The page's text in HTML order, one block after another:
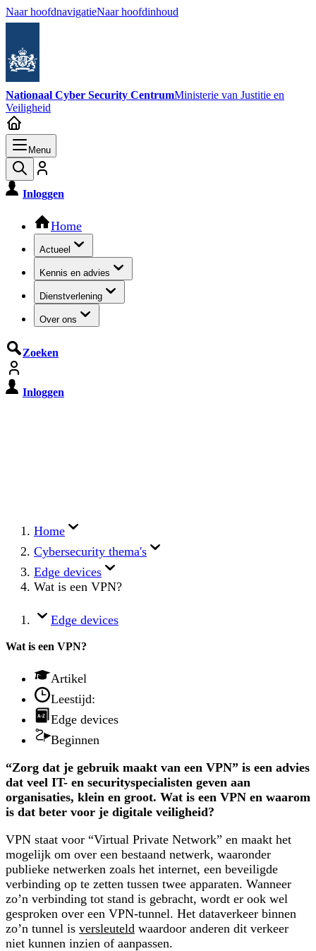
Naar hoofdnavigatieNaar hoofdinhoud
Nationaal Cyber Security CentrumMinisterie van Justitie en
Veiligheid
Menu
Inloggen
Hoofdnavigatie
Home
Actueel
Kennis en advies
Dienstverlening
Over ons
Zoeken
Inloggen
Home
Cybersecurity thema's
Edge devices
Wat is een VPN?
Edge devices
Wat is een VPN?
Artikel
Leestijd:
Edge devices
Beginnen
“Zorg dat je gebruik maakt van een VPN” is een advies
dat veel IT- en securityspecialisten geven aan
organisaties, klein en groot. Wat is een VPN en waarom
is dat beter voor je digitale veiligheid?
VPN staat voor “Virtual Private Network” en maakt het
mogelijk om over een bestaand netwerk, waaronder
publieke netwerken zoals het internet, een beveiligde
verbinding op te zetten tussen twee apparaten. Wanneer
zo’n verbinding tot stand is gebracht, wordt er ook wel
gesproken over een VPN-tunnel. Het dataverkeer binnen
zo’n tunnel is versleuteld waardoor anderen dit verkeer
niet kunnen inzien of aanpassen.